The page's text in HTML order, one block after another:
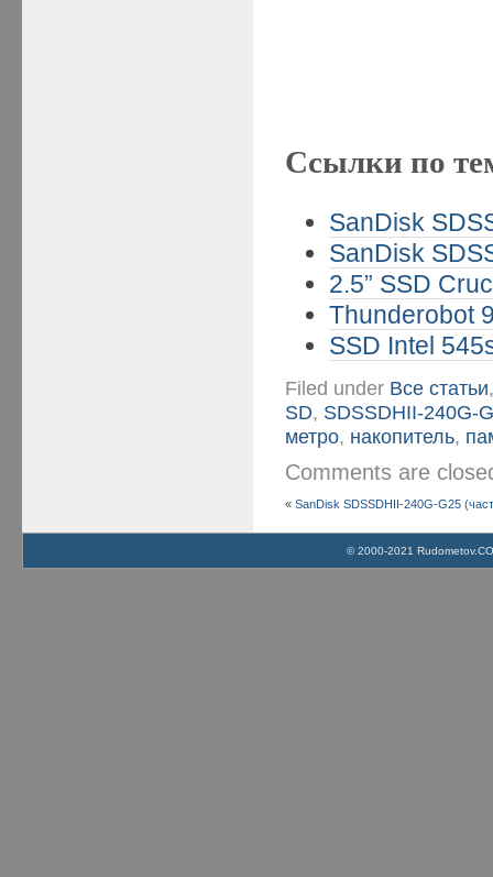
Ссылки по
SanDisk
SanDisk
2.5” SSD
Thunderobot
SSD Intel
Filed under Все статьи
SD, SDSSDHII-240G-
метро, накопитель,
Comments are
«SanDisk SDSSDHII-240G-G25
© 2000-2021